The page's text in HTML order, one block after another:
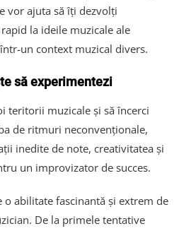
vor ajuta să îți dezvolți
la ideile muzicale ale
un context muzical divers.
să experimentezi
teritorii muzicale și să încerci
de ritmuri neconvenționale,
inedite de note, creativitatea și
un improvizator de succes.
o abilitate fascinantă și extrem de
De la primele tentative